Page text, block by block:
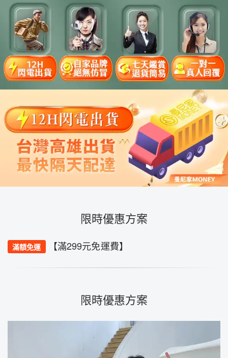
限時優惠方案
滿額免運 【滿299元免運費】
限時優惠方案